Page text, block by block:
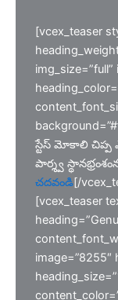
[vcex_teaser
స్టేస్ మోకాలి
పార్శ్వ
చదవండి[/
[vcex_teaser
image=”8255″